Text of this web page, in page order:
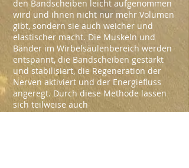
den Bandscheiben leicht aufgenommen
wird und ihnen nicht nur mehr Volumen
gibt, sondern sie auch weicher und
elastischer macht. Die Muskeln und
Bänder im Wirbelsäulenbereich werden
entspannt, die Bandscheiben gestärkt
und stabilisiert, die Regeneration der
Nerven aktiviert und der Energiefluss
angeregt. Durch diese Methode lassen
sich teilweise auch
Wirbelverschiebungen korrigieren.